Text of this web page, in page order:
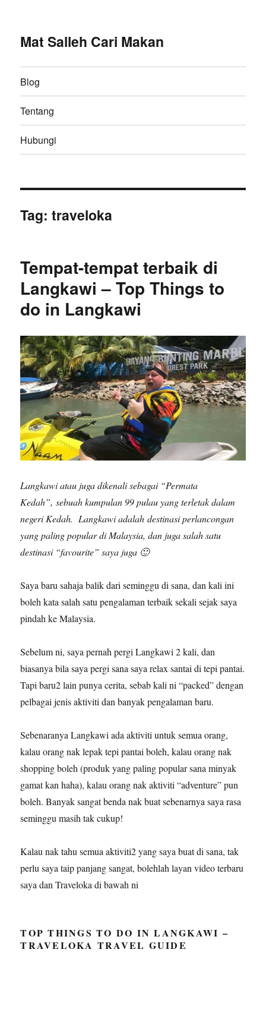
Mat Salleh Cari Makan
Blog
Tentang
Hubungi
Tag:traveloka
Tempat-tempat terbaik di
Langkawi – Top Things to
do in Langkawi
Langkawi atau juga dikenali sebagai “Permata
Kedah”, sebuah kumpulan 99 pulau yang terletak dalam
negeri Kedah. Langkawi adalah destinasi perlancongan
yang paling popular di Malaysia, dan juga salah satu
destinasi “favourite” saya juga 🙂
Saya baru sahaja balik dari seminggu di sana, dan kali ini
boleh kata salah satu pengalaman terbaik sekali sejak saya
pindah ke Malaysia.
Sebelum ni, saya pernah pergi Langkawi 2 kali, dan
biasanya bila saya pergi sana saya relax santai di tepi pantai.
Tapi baru2 lain punya cerita, sebab kali ni “packed” dengan
pelbagai jenis aktiviti dan banyak pengalaman baru.
Sebenaranya Langkawi ada aktiviti untuk semua orang,
kalau orang nak lepak tepi pantai boleh, kalau orang nak
shopping boleh (produk yang paling popular sana minyak
gamat kan haha), kalau orang nak aktiviti “adventure” pun
boleh. Banyak sangat benda nak buat sebenarnya saya rasa
seminggu masih tak cukup!
Kalau nak tahu semua aktiviti2 yang saya buat di sana, tak
perlu saya taip panjang sangat, bolehlah layan video terbaru
saya dan Traveloka di bawah ni
TOP THINGS TO DO IN LANGKAWI –
TRAVELOKA TRAVEL GUIDE